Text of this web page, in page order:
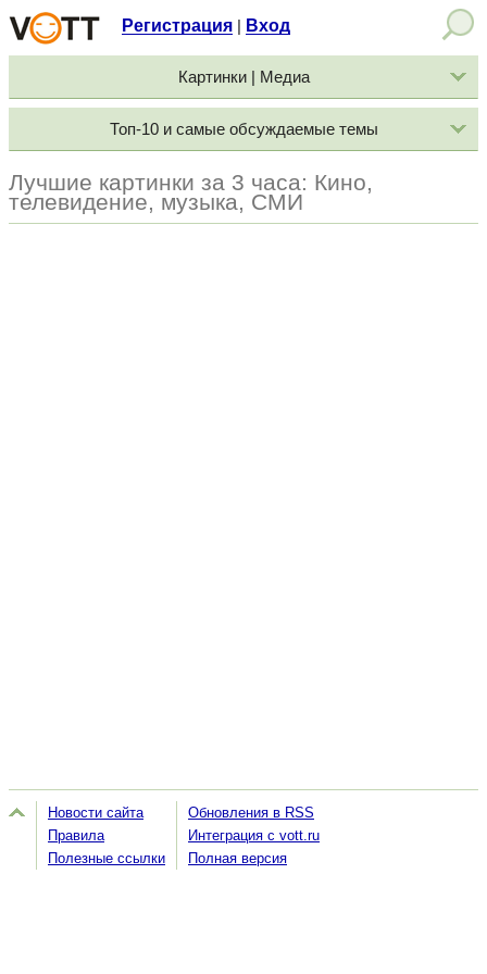
Регистрация Вход
Картинки | Медиа
Топ-10 и самые обсуждаемые темы
Лучшие картинки за 3 часа: Кино,
телевидение, музыка, СМИ
Новости сайта
Правила
Полезные ссылки
Обновления в RSS
Интеграция с vott.ru
Полная версия